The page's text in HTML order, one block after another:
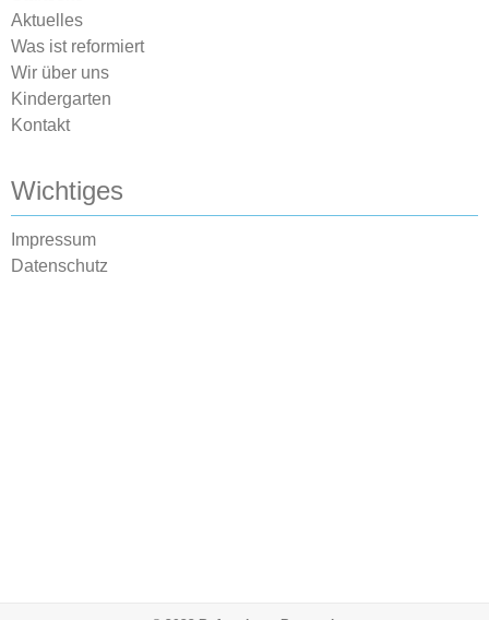
Aktuelles
Was ist reformiert
Wir über uns
Kindergarten
Kontakt
Wichtiges
Impressum
Datenschutz